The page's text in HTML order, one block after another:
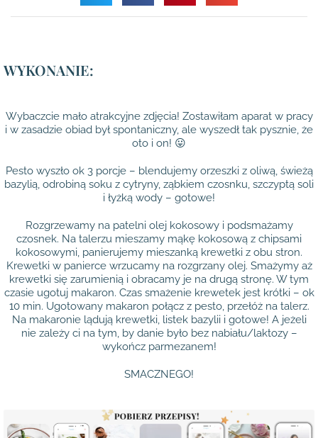
WYKONANIE:
Wybaczcie mało atrakcyjne zdjęcia! Zostawiłam aparat w pracy
i w zasadzie obiad był spontaniczny, ale wyszedł tak pysznie, że
oto i on! 😛
Pesto wyszło ok 3 porcje – blendujemy orzeszki z oliwą, świeżą
bazylią, odrobiną soku z cytryny, ząbkiem czosnku, szczyptą soli
i łyżką wody – gotowe!
Rozgrzewamy na patelni olej kokosowy i podsmażamy
czosnek. Na talerzu mieszamy mąkę kokosową z chipsami
kokosowymi, panierujemy mieszanką krewetki z obu stron.
Krewetki w panierce wrzucamy na rozgrzany olej. Smażymy aż
krewetki się zarumienią i obracamy je na drugą stronę. W tym
czasie ugotuj makaron. Czas smażenie krewetek jest krótki – ok
10 min. Ugotowany makaron połącz z pesto, przełóż na talerz.
Na makaronie lądują krewetki, listek bazylii i gotowe! A jeżeli
nie zależy ci na tym, by danie było bez nabiału/laktozy –
wykończ parmezanem!
SMACZNEGO!